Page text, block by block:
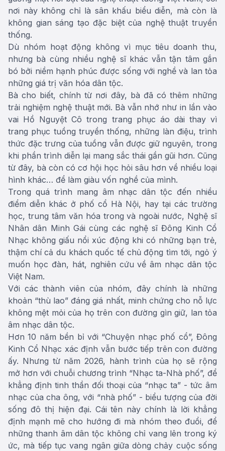
nơi này không chỉ là sân khấu biểu diễn, mà còn là
không gian sáng tạo đặc biệt của nghệ thuật truyền
thống.
Dù nhóm hoạt động không vì mục tiêu doanh thu,
nhưng bà cùng nhiều nghệ sĩ khác vẫn tận tâm gắn
bó bởi niềm hạnh phúc được sống với nghề và lan tỏa
những giá trị văn hóa dân tộc.
Bà cho biết, chính từ nơi đây, bà đã có thêm những
trải nghiệm nghệ thuật mới. Bà vẫn nhớ như in lần vào
vai Hồ Nguyệt Cô trong trang phục áo dài thay vì
trang phục tuồng truyền thống, những làn điệu, trình
thức đặc trưng của tuồng vẫn được giữ nguyên, trong
khi phần trình diễn lại mang sắc thái gần gũi hơn. Cũng
từ đây, bà còn có cơ hội học hỏi sâu hơn về nhiều loại
hình khác… để làm giàu vốn nghề của mình.
Trong quá trình mang âm nhạc dân tộc đến nhiều
điểm diễn khác ở phố cổ Hà Nội, hay tại các trường
học, trung tâm văn hóa trong và ngoài nước, Nghệ sĩ
Nhân dân Minh Gái cùng các nghệ sĩ Đông Kinh Cổ
Nhạc không giấu nổi xúc động khi có những bạn trẻ,
thậm chí cả du khách quốc tế chủ động tìm tới, ngỏ ý
muốn học đàn, hát, nghiên cứu về âm nhạc dân tộc
Việt Nam.
Với các thành viên của nhóm, đây chính là những
khoản “thù lao” đáng giá nhất, minh chứng cho nỗ lực
không mệt mỏi của họ trên con đường gìn giữ, lan tỏa
âm nhạc dân tộc.
Hơn 10 năm bền bỉ với “Chuyện nhạc phố cổ”, Đông
Kinh Cổ Nhạc xác định vẫn bước tiếp trên con đường
ấy. Nhưng từ năm 2026, hành trình của họ sẽ rộng
mở hơn với chuỗi chương trình “Nhạc ta-Nhà phố”, để
khẳng định tinh thần đối thoại của “nhạc ta” - tức âm
nhạc của cha ông, với “nhà phố” - biểu tượng của đời
sống đô thị hiện đại. Cái tên này chính là lời khẳng
định mạnh mẽ cho hướng đi mà nhóm theo đuổi, để
những thanh âm dân tộc không chỉ vang lên trong ký
ức, mà tiếp tục vang ngân giữa dòng chảy cuộc sống